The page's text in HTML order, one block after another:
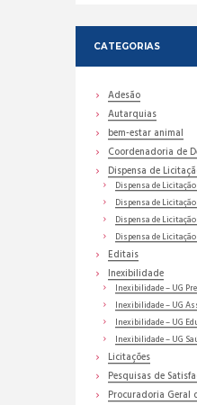
CATEGORIAS
Adesão
Autarquias
bem-estar animal
Coordenadoria de
Dispensa de
Dispensa de
Dispensa de
Dispensa de
Dispensa de Licitação
Editais
Inexibilidade
Inexibilidade – UG
Inexibilidade – UG
Inexibilidade – UG
Inexibilidade – UG
Licitações
Pesquisas de
Procuradoria Geral